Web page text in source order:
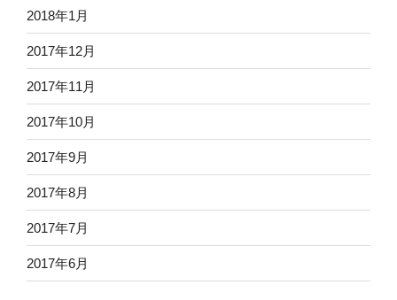
2018年1月
2017年12月
2017年11月
2017年10月
2017年9月
2017年8月
2017年7月
2017年6月